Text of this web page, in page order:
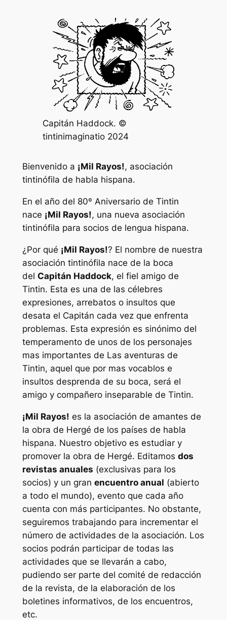
Capitán Haddock. ©
tintinimaginatio 2024
Bienvenido a ¡Mil Rayos!, asociación
tintinófila de habla hispana.
En el año del 80º Aniversario de Tintin
nace ¡Mil Rayos!, una nueva asociación
tintinófila para socios de lengua hispana.
¿Por qué ¡Mil Rayos!? El nombre de nuestra
asociación tintinófila nace de la boca
del Capitán Haddock, el fiel amigo de
Tintin. Esta es una de las célebres
expresiones, arrebatos o insultos que
desata el Capitán cada vez que enfrenta
problemas. Esta expresión es sinónimo del
temperamento de unos de los personajes
mas importantes de Las aventuras de
Tintin, aquel que por mas vocablos e
insultos desprenda de su boca, será el
amigo y compañero inseparable de Tintin.
¡Mil Rayos! es la asociación de amantes de
la obra de Hergé de los países de habla
hispana. Nuestro objetivo es estudiar y
promover la obra de Hergé. Editamos dos
revistas anuales (exclusivas para los
socios) y un gran encuentro anual (abierto
a todo el mundo), evento que cada año
cuenta con más participantes. No obstante,
seguiremos trabajando para incrementar el
número de actividades de la asociación. Los
socios podrán participar de todas las
actividades que se llevarán a cabo,
pudiendo ser parte del comité de redacción
de la revista, de la elaboración de los
boletines informativos, de los encuentros,
etc.